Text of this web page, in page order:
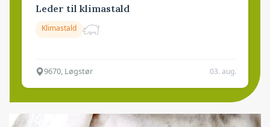
Leder til klimastald
Klimastald
9670, Løgstør 03. aug.